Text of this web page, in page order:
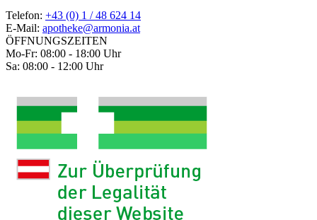
Telefon: +43 (0) 1 / 48 624 14
E-Mail: apotheke@armonia.at
ÖFFNUNGSZEITEN
Mo-Fr: 08:00 - 18:00 Uhr
Sa: 08:00 - 12:00 Uhr